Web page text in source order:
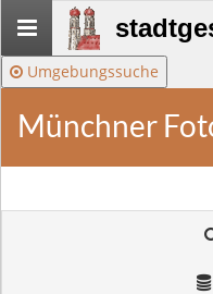
Stadtgeschichte-
München
Umgebungssuche
Münchner